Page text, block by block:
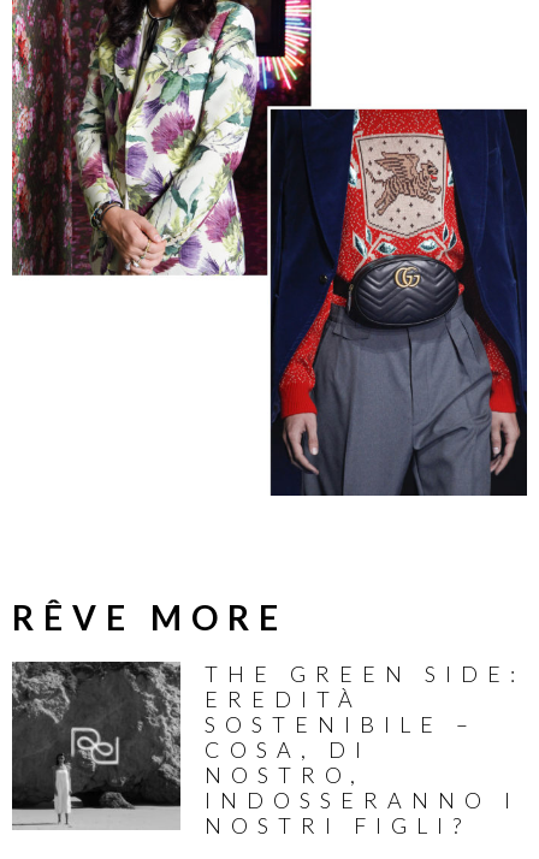
RÊVE MORE
THE GREEN SIDE:
EREDITÀ
SOSTENIBILE –
COSA, DI
NOSTRO,
INDOSSERANNO I
NOSTRI FIGLI?